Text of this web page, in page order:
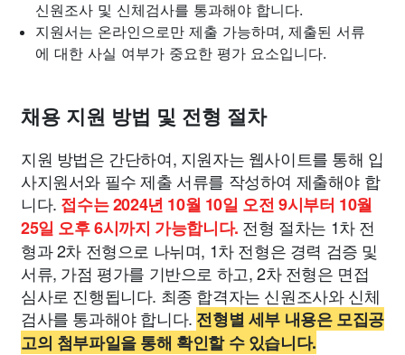
신원조사 및 신체검사를 통과해야 합니다.
지원서는 온라인으로만 제출 가능하며, 제출된 서류
에 대한 사실 여부가 중요한 평가 요소입니다.
채용 지원 방법 및 전형 절차
지원 방법은 간단하여, 지원자는 웹사이트를 통해 입
사지원서와 필수 제출 서류를 작성하여 제출해야 합
니다. 접수는 2024년 10월 10일 오전 9시부터 10월
25일 오후 6시까지 가능합니다. 전형 절차는 1차 전
형과 2차 전형으로 나뉘며, 1차 전형은 경력 검증 및
서류, 가점 평가를 기반으로 하고, 2차 전형은 면접
심사로 진행됩니다. 최종 합격자는 신원조사와 신체
검사를 통과해야 합니다. 전형별 세부 내용은 모집공
고의 첨부파일을 통해 확인할 수 있습니다.